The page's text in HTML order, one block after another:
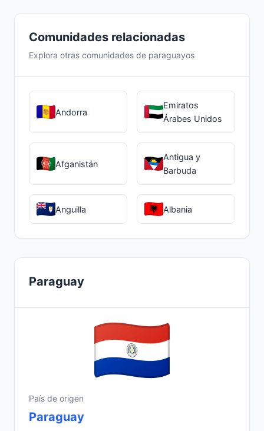
Comunidades relacionadas
Explora otras comunidades de paraguayos
Andorra
Emiratos
Árabes Unidos
Afganistán
Antigua y
Barbuda
Anguilla Albania
Paraguay
País de origen
Paraguay